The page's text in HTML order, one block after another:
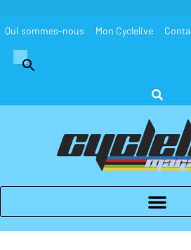
Qui sommes-nous Mon Cyclelive
Search